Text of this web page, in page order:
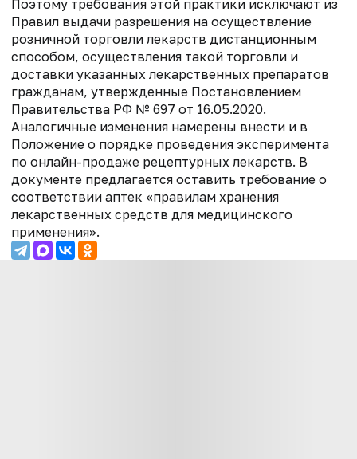
Поэтому требования этой практики исключают из
Правил выдачи разрешения на осуществление
розничной торговли лекарств дистанционным
способом, осуществления такой торговли и
доставки указанных лекарственных препаратов
гражданам, утвержденные Постановлением
Правительства РФ № 697 от 16.05.2020.
Аналогичные изменения намерены внести и в
Положение о порядке проведения эксперимента
по онлайн-продаже рецептурных лекарств. В
документе предлагается оставить требование о
соответствии аптек «правилам хранения
лекарственных средств для медицинского
применения».